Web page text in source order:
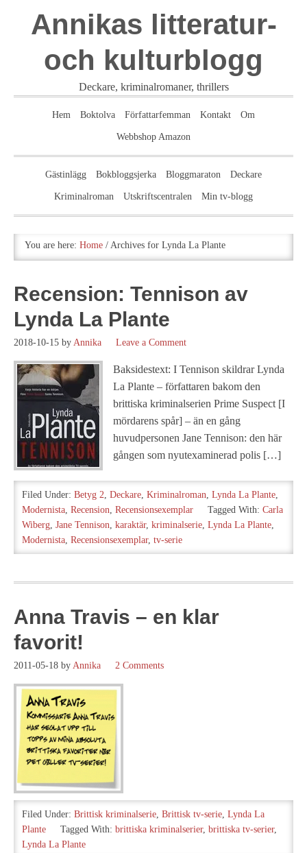
Annikas litteratur-
och kulturblogg
Deckare, kriminalromaner, thrillers
Hem Boktolva Författarfemman Kontakt Om
Webbshop Amazon
Gästinlägg Bokbloggsjerka Bloggmaraton Deckare
Kriminalroman Utskriftscentralen Min tv-blogg
You are here: Home / Archives for Lynda La Plante
Recension: Tennison av
Lynda La Plante
2018-10-15 by Annika Leave a Comment
Baksidestext: I Tennison skildrar Lynda
La Plante – författaren bakom den
brittiska kriminalserien Prime Suspect [I
mördarens spår] – än en gång
huvudpersonen Jane Tennison: den här
gången som nyutexaminerad polis […]
Filed Under: Betyg 2, Deckare, Kriminalroman, Lynda La Plante,
Modernista, Recension, Recensionsexemplar Tagged With: Carla
Wiberg, Jane Tennison, karaktär, kriminalserie, Lynda La Plante,
Modernista, Recensionsexemplar, tv-serie
Anna Travis – en klar
favorit!
2011-05-18 by Annika 2 Comments
Filed Under: Brittisk kriminalserie, Brittisk tv-serie, Lynda La
Plante
Tagged With: brittiska kriminalserier, brittiska tv-serier,
Lynda La Plante